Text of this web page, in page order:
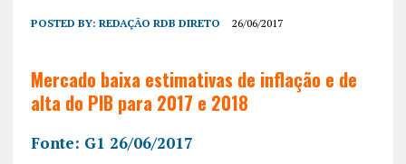
POSTED BY: REDAÇÃO RDB DIRETO 26/06/2017
Mercado baixa estimativas de inflação e de
alta do PIB para 2017 e 2018
Fonte: G1 26/06/2017